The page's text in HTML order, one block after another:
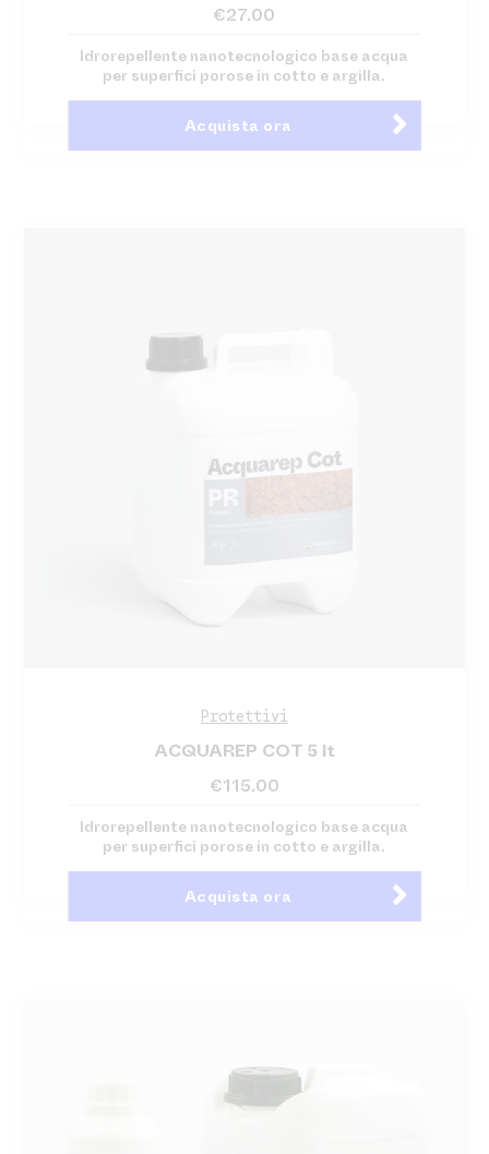
€27.00
Idrorepellente nanotecnologico base acqua
per superfici porose in cotto e argilla.
Acquista ora
Protettivi
ACQUAREP COT 5 lt
€115.00
Idrorepellente nanotecnologico base acqua
per superfici porose in cotto e argilla.
Acquista ora